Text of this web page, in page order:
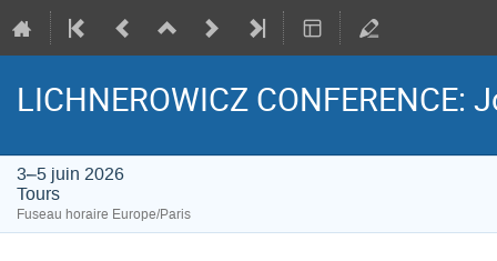
LICHNEROWICZ
3–5 juin 2026
Tours
Fuseau horaire Europe/Paris